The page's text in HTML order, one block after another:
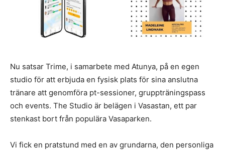
Nu satsar Trime, i samarbete med Atunya, på en egen
studio för att erbjuda en fysisk plats för sina anslutna
tränare att genomföra pt-sessioner, gruppträningspass
och events. The Studio är belägen i Vasastan, ett par
stenkast bort från populära Vasaparken.
Vi fick en pratstund med en av grundarna, den personliga